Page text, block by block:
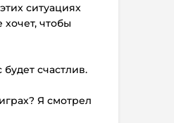
ситуациях
чтобы
счастлив.
Я смотрел